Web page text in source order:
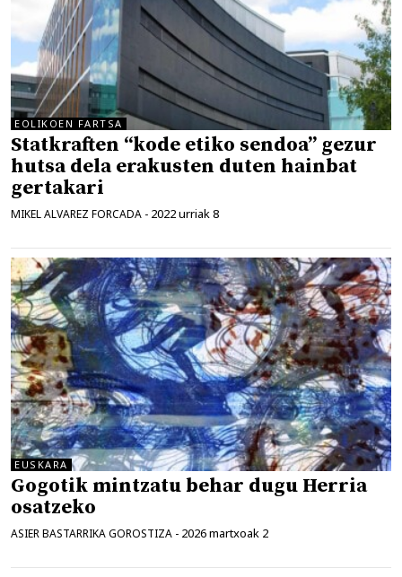
EOLIKOEN FARTSA
Statkraften “kode etiko sendoa” gezur
hutsa dela erakusten duten hainbat
gertakari
MIKEL ALVAREZ FORCADA - 2022 urriak 8
EUSKARA
Gogotik mintzatu behar dugu Herria
osatzeko
ASIER BASTARRIKA GOROSTIZA - 2026 martxoak 2